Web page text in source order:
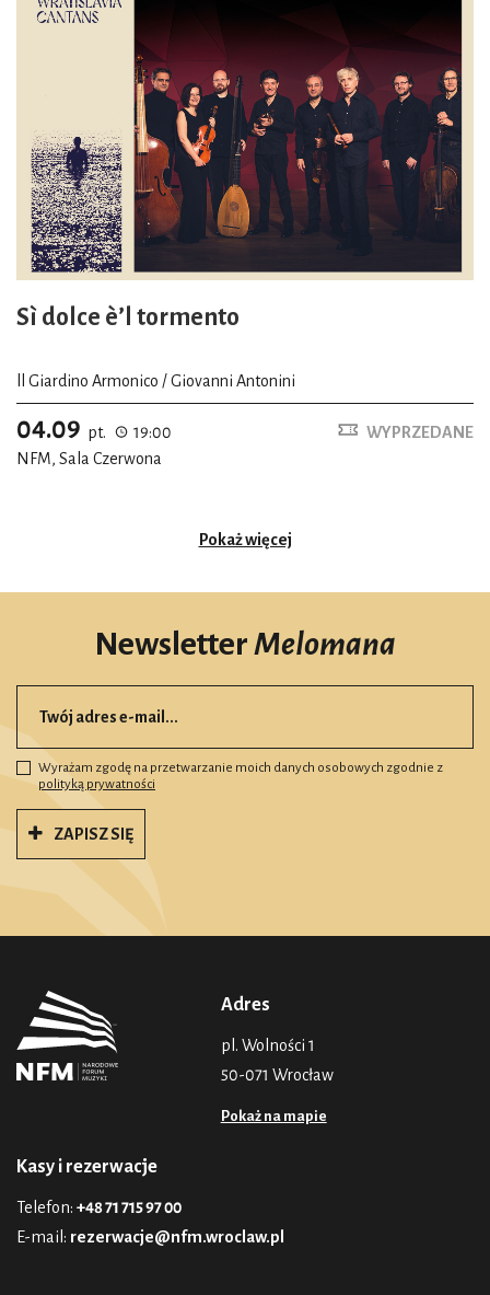
Sì dolce è’l tormento
ll Giardino Armonico / Giovanni Antonini
04.09 pt.
19:00
NFM, Sala Czerwona
WYPRZEDANE
Pokaż więcej
NewsletterMelomana
Wyrażam zgodę na przetwarzanie moich danych osobowych zgodnie z
polityką prywatności
ZAPISZ SIĘ
Adres
pl. Wolności 1
50-071 Wrocław
Pokaż na mapie
Kasy i rezerwacje
Telefon: +48 71 715 97 00
E-mail: rezerwacje@nfm.wroclaw.pl